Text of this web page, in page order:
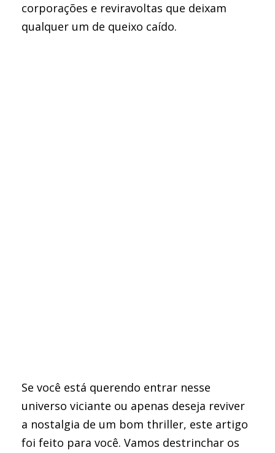
corporações e reviravoltas que deixam
qualquer um de queixo caído.
Se você está querendo entrar nesse
universo viciante ou apenas deseja reviver
a nostalgia de um bom thriller, este artigo
foi feito para você. Vamos destrinchar os